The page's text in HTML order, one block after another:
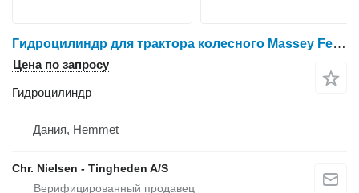
Гидроцилиндр для трактора колесного Massey Ferguson Valtra
Цена по запросу
Гидроцилиндр
Дания, Hemmet
Chr. Nielsen - Tingheden A/S